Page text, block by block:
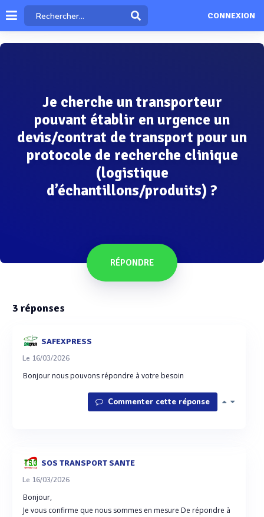
CONNEXION
Je cherche un transporteur
pouvant établir en urgence un
devis/contrat de transport pour un
protocole de recherche clinique
(logistique
d’échantillons/produits) ?
RÉPONDRE
3 réponses
SAFEXPRESS
Le 16/03/2026
Bonjour nous pouvons répondre à votre besoin
Commenter cette réponse
SOS TRANSPORT SANTE
Le 16/03/2026
Bonjour,
Je vous confirme que nous sommes en mesure De répondre à